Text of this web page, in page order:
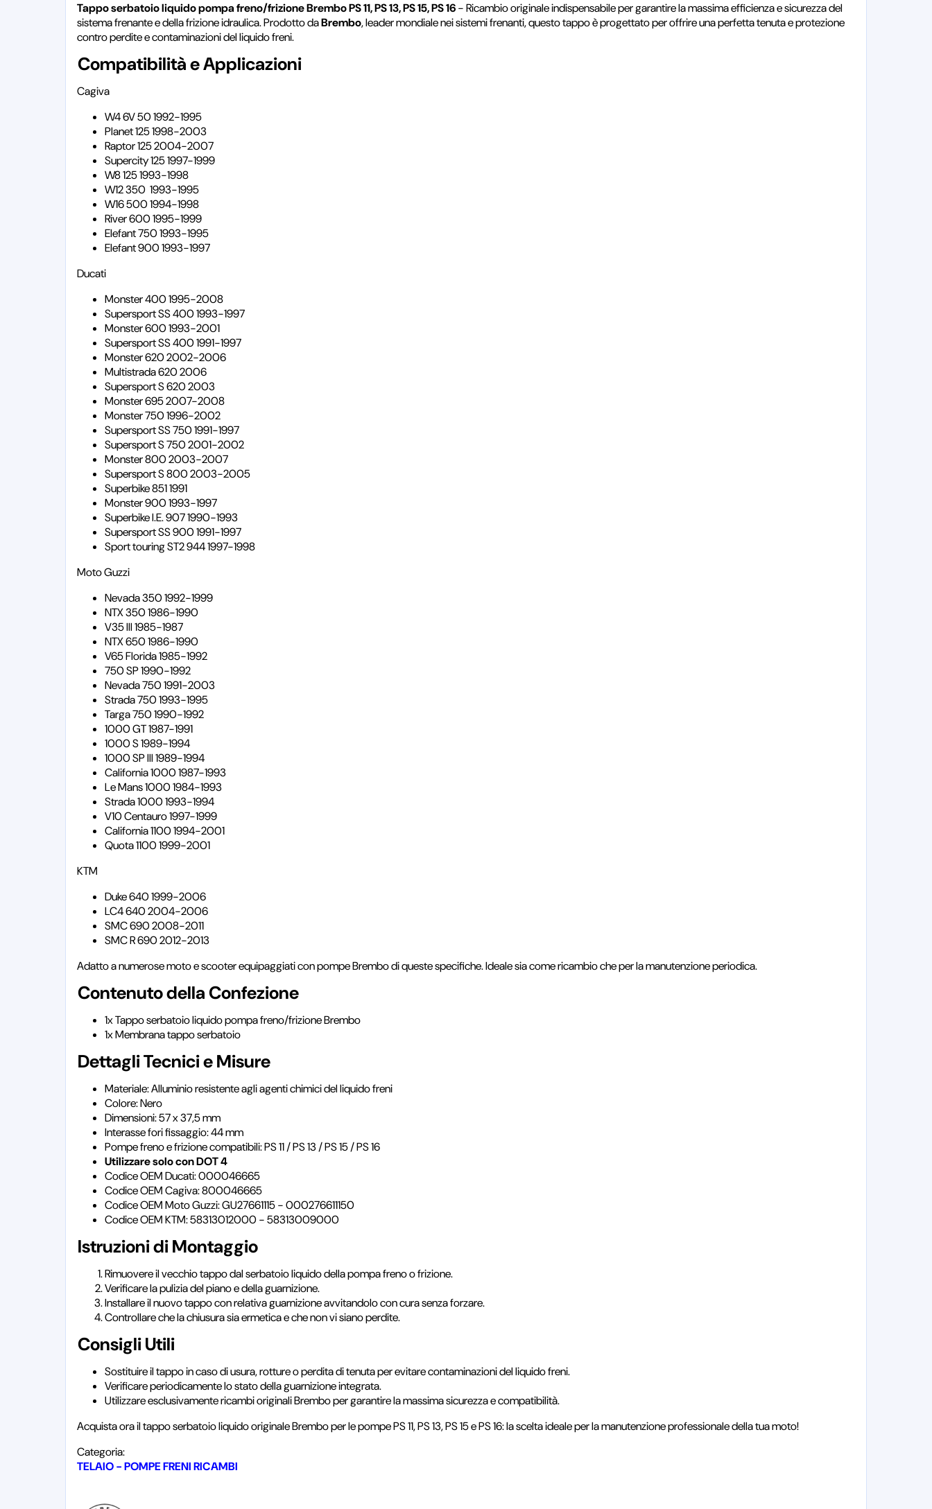
Tappo serbatoio liquido pompa freno/frizione Brembo PS 11, PS 13, PS 15, PS 16- Ricambio originale indispensabile per garantire la massima efficienza e sicurezza del
sistema frenante e della frizione idraulica. Prodotto daBrembo, leader mondiale nei sistemi frenanti, questo tappo è progettato per offrire una perfetta tenuta e protezione
contro perdite e contaminazioni del liquido freni.
Compatibilità e Applicazioni
Cagiva
W4 6V 50 1992-1995
Planet 125 1998-2003
Raptor 125 2004-2007
Supercity 125 1997-1999
W8 125 1993-1998
W12 350 1993-1995
W16 500 1994-1998
River 600 1995-1999
Elefant 750 1993-1995
Elefant 900 1993-1997
Ducati
Monster 400 1995-2008
Supersport SS 400 1993-1997
Monster 600 1993-2001
Supersport SS 400 1991-1997
Monster 620 2002-2006
Multistrada 620 2006
Supersport S 620 2003
Monster 695 2007-2008
Monster 750 1996-2002
Supersport SS 750 1991-1997
Supersport S 750 2001-2002
Monster 800 2003-2007
Supersport S 800 2003-2005
Superbike 851 1991
Monster 900 1993-1997
Superbike I.E. 907 1990-1993
Supersport SS 900 1991-1997
Sport touring ST2 944 1997-1998
Moto Guzzi
Nevada 350 1992-1999
NTX 350 1986-1990
V35 III 1985-1987
NTX 650 1986-1990
V65 Florida 1985-1992
750 SP 1990-1992
Nevada 750 1991-2003
Strada 750 1993-1995
Targa 750 1990-1992
1000 GT 1987-1991
1000 S 1989-1994
1000 SP III 1989-1994
California 1000 1987-1993
Le Mans 1000 1984-1993
Strada 1000 1993-1994
V10 Centauro 1997-1999
California 1100 1994-2001
Quota 1100 1999-2001
KTM
Duke 640 1999-2006
LC4 640 2004-2006
SMC 690 2008-2011
SMC R 690 2012-2013
Adatto a numerose moto e scooter equipaggiati con pompe Brembo di queste specifiche. Ideale sia come ricambio che per la manutenzione periodica.
Contenuto della Confezione
1x Tappo serbatoio liquido pompa freno/frizione Brembo
1x Membrana tappo serbatoio
Dettagli Tecnici e Misure
Materiale: Alluminio resistente agli agenti chimici del liquido freni
Colore: Nero
Dimensioni: 57 x 37,5 mm
Interasse fori fissaggio: 44 mm
Pompe freno e frizione compatibili: PS 11 / PS 13 / PS 15 / PS 16
Utilizzare solo con DOT 4
Codice OEM Ducati: 000046665
Codice OEM Cagiva: 800046665
Codice OEM Moto Guzzi: GU27661115 - 000276611150
Codice OEM KTM: 58313012000 - 58313009000
Istruzioni di Montaggio
Rimuovere il vecchio tappo dal serbatoio liquido della pompa freno o frizione.
Verificare la pulizia del piano e della guarnizione.
Installare il nuovo tappo con relativa guarnizione avvitandolo con cura senza forzare.
Controllare che la chiusura sia ermetica e che non vi siano perdite.
Consigli Utili
Sostituire il tappo in caso di usura, rotture o perdita di tenuta per evitare contaminazioni del liquido freni.
Verificare periodicamente lo stato della guarnizione integrata.
Utilizzare esclusivamente ricambi originali Brembo per garantire la massima sicurezza e compatibilità.
Acquista ora il tappo serbatoio liquido originale Brembo per le pompe PS 11, PS 13, PS 15 e PS 16: la scelta ideale per la manutenzione professionale della tua moto!
Categoria:
TELAIO - POMPE FRENI RICAMBI